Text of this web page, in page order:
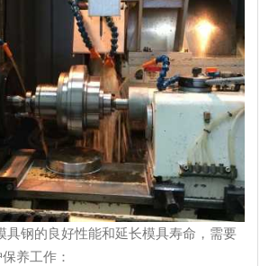
具钢的良好性能和延长模具寿命，需要
养工作：